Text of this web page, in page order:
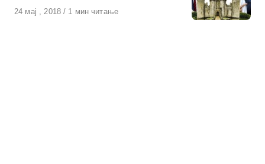
Објавено
24 мај , 2018 1 мин читање